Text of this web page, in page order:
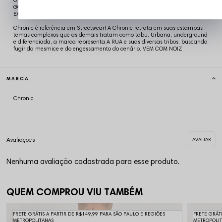
GG: 59 x 78 cm x 25:20 cm
EXG: 61 x 80 cm x 25: 20,5 cm
Chronic é referência em Streetwear! A Chronic retrata em suas estampas
temas complexos que as demais tratam como tabu. Urbana, underground
e diferenciada, a marca representa A RUA e suas diversas tribos, buscando
fugir da mesmice e do engessamento do cenário. VEM COM NOIZ
MARCA
Chronic
Nenhuma avaliação cadastrada para esse produto.
QUEM COMPROU VIU TAMBÉM
FRETE GRÁTIS A PARTIR DE R$149,99 PARA SÃO PAULO E REGIÕES
METROPOLITANAS
FRETE